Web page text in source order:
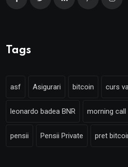
Tags
asf Asigurari bitcoin curs
leonardo badea BNR morning call
pensii Pensii Private pret